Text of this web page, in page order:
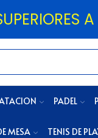
PADEL
MESA TENIS DE